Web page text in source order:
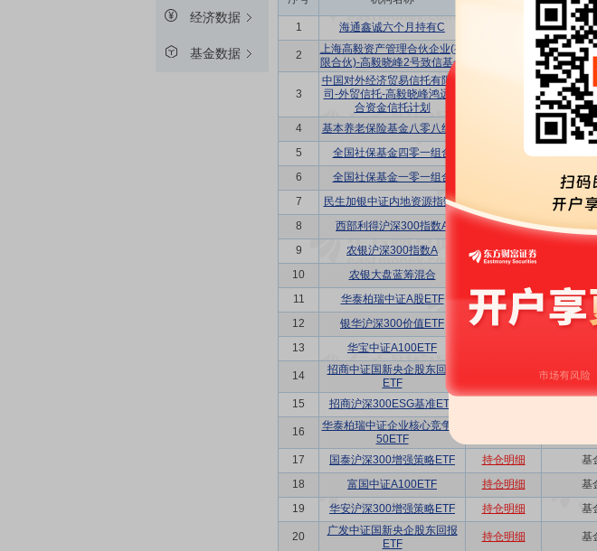
经济数据
基金数据
1 海通鑫诚六个月持有C 基
2
上海高毅资产管理合伙企业(有
限合伙)-高毅晓峰2号致信基金
其
3
中国对外经济贸易信托有限公
司-外贸信托-高毅晓峰鸿远集
合资金信托计划
信
4 基本养老保险基金八零八组合 其
5
全国社保基金四零一组合 持仓明细
6
全国社保基金一零一组合 社
7
民生加银中证内地资源指数A 基
8
西部利得沪深300指数A 持仓明细 基金
9
农银沪深300指数A 持仓明细
10
农银大盘蓝筹混合
11
华泰柏瑞中证A股ETF 持仓明细 基
12
银华沪深300价值ETF 持仓明细
13
华宝中证A100ETF
14
招商中证国新央企股东回报
ETF
基
15 招商沪深300ESG基准ETF
16
华泰柏瑞中证企业核心竞争力
50ETF
17 国泰沪深300增强策略ETF 持仓明细 基
18
富国中证A100ETF 持仓明细 基
19
华安沪深300增强策略ETF 持仓明细 基
20
广发中证国新央企股东回报
ETF
持仓明细 基